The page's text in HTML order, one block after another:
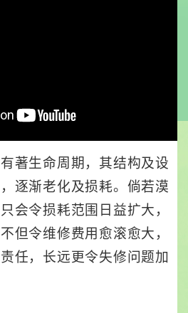
著生命周期，其结构及设
逐渐老化及损耗。倘若漠
会令损耗范围日益扩大，
但令维修费用愈滚愈大，
任，长远更令失修问题加